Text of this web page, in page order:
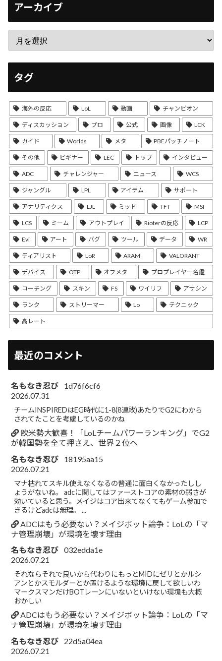
アーカイブ
タグ
海外の反応 LoL 動画 チャンピオン
ディスカッション プロ 公式 画像 LCK
ガイド Worlds メタ PBEパッチノート
その他 ビギナー LEC トップ インタビュー
ADC チャレンジャー ニュース WCS
ジャングル LPL アイテム サポート
アナリティクス LJL ミッド TFT MSI
LCS ミーム アウトプレイ Rioterの反応 LCP
Evi アート バグ ツール データ WR
ティアリスト LoR ARAM VALORANT
デバイス OTP オフメタ プロプレイヤー名鑑
コーチング スキン FS ワイリフ アサシン
ランク ストリーマー Lo テクニック
高レート
最近のコメント
名もなき忍び
1d76f6cf6
2026.07.31
チームINSPIREDはEG時代に1-8(8連敗)あたりでG2にわから
されてたことを考慮しているのかね
欧米勢大歓喜！「LoLチームパワーランキング」でG2
が韓国勢を全て押さえ、世界２位へ
名もなき忍び
18195aa15
2026.07.21
マナ枯れてスキル使えなくなるの普通に面白くなかったしし
ょうがないね。 adcに関してはファーストコアの素材の弱さが
効いていると思う。メイジはコア出来てなくてもゲーム参加で
きるけどadcは無理。 ...
ADCはもう必要ない？メイジボット論争：LoLの「マ
ナ管理崩壊」が環境を壊す理由
名もなき忍び 032edda1e
2026.07.21
それならそれで良いから代わりにもっとMIDにゼリとかルシ
アンとかスモルダーとか置けるような環境に戻して欲しいわ
マークスマンだけBOTレーンにいないといけない環境も大概
おかしい
ADCはもう必要ない？メイジボット論争：LoLの「マ
ナ管理崩壊」が環境を壊す理由
名もなき忍び
22d5a04ea
2026.07.21